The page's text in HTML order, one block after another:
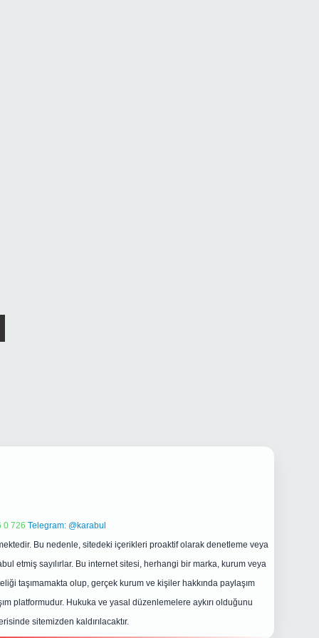
0 726 Telegram: @karabul
Bu nedenle, sitedeki içerikleri proaktif olarak denetleme veya
etmiş sayılırlar. Bu internet sitesi, herhangi bir marka, kurum veya
taşımamakta olup, gerçek kurum ve kişiler hakkında paylaşım
platformudur. Hukuka ve yasal düzenlemelere aykırı olduğunu
sitemizden kaldırılacaktır.